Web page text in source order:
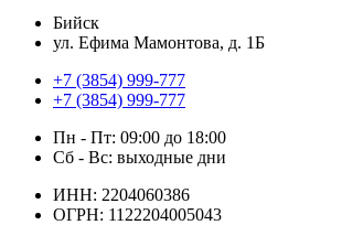
Бийск
ул. Ефима Мамонтова, д. 1Б
+7 (3854) 999-777
+7 (3854) 999-777
Пн - Пт: 09:00 до 18:00
Сб - Вс: выходные дни
ИНН: 2204060386
ОГРН: 1122204005043